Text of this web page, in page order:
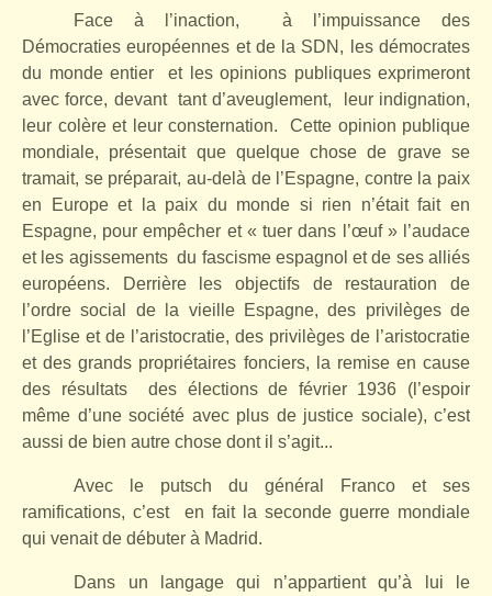
Face à l’inaction,
à l’impuissance des
Démocraties européennes et de la SDN, les démocrates
du monde entier
et les opinions publiques exprimeront
avec force, devant
tant d’aveuglement,
leur indignation,
leur colère et leur consternation.
Cette opinion publique
mondiale, présentait que quelque chose de grave se
tramait, se préparait, au-delà de l’Espagne, contre la paix
en Europe et la paix du monde si rien n’était fait en
Espagne, pour empêcher et « tuer dans l’œuf » l’audace
et les agissements du fascisme espagnol et de ses alliés
européens. Derrière les objectifs de restauration de
l’ordre social de la vieille Espagne, des privilèges de
l’Eglise et de l’aristocratie, des privilèges de l’aristocratie
et des grands propriétaires fonciers, la remise en cause
des résultats
des élections de février 1936 (l’espoir
même d’une société avec plus de justice sociale), c’est
aussi de bien autre chose dont il s’agit...
Avec le putsch du général Franco et ses
ramifications, c’est
en fait la seconde guerre mondiale
qui venait de débuter à Madrid.
Dans un langage qui n’appartient qu’à lui le